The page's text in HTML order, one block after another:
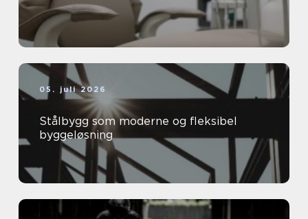
05. juli 2026
Stålbygg som moderne og fleksibel
byggeløsning